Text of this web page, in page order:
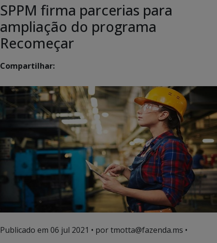
SPPM firma parcerias para
ampliação do programa
Recomeçar
Compartilhar:
Publicado em 06 jul 2021 • por tmotta@fazenda.ms •